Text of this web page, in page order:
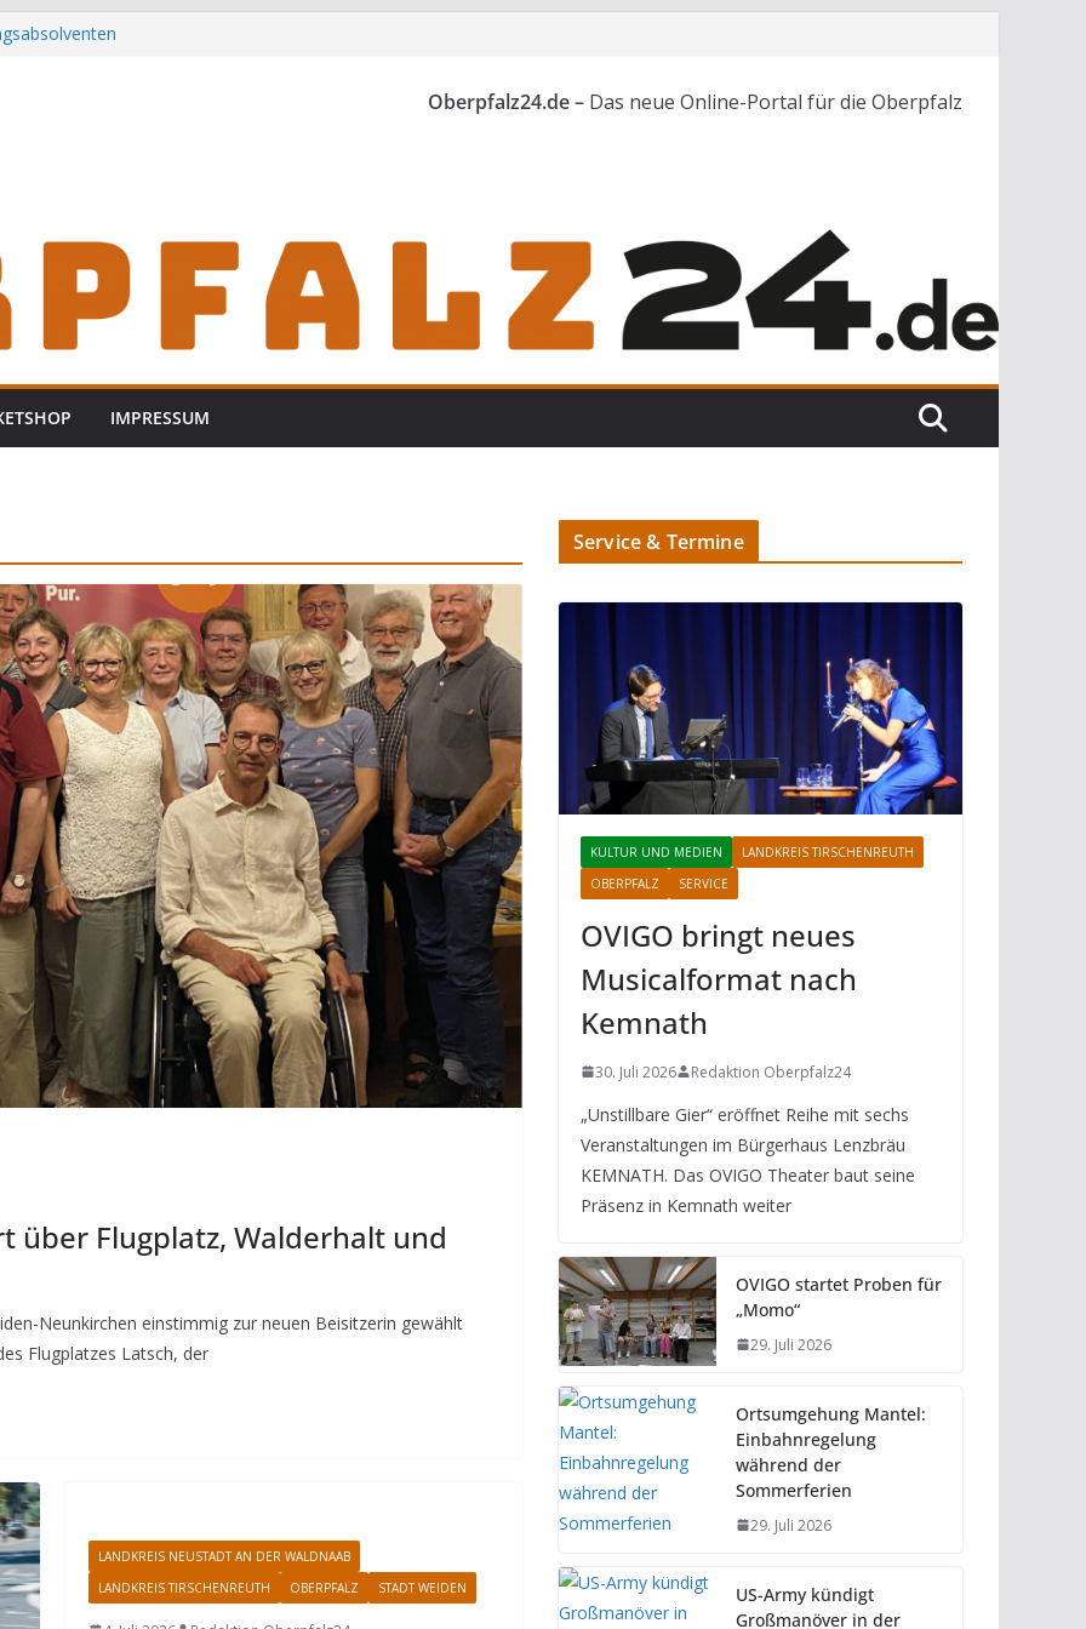
Oberpfalz24.de – Das neue Online-Portal für die Oberpfalz
IMPRESSUM
über Flugplatz, Walderhalt und
Neunkirchen einstimmig zur neuen Beisitzerin gewählt
Flugplatzes Latsch, der
LANDKREIS NEUSTADT AN DER WALDNAAB
LANDKREIS TIRSCHENREUTH
OBERPFALZ STADT WEIDEN
Service & Termine
KULTUR UND MEDIEN
LANDKREIS TIRSCHENREUTH
OBERPFALZ
SERVICE
OVIGO bringt neues
Musicalformat nach
Kemnath
30. Juli 2026 Redaktion Oberpfalz24
„Unstillbare Gier“ eröffnet Reihe mit sechs
Veranstaltungen im Bürgerhaus Lenzbräu
KEMNATH. Das OVIGO Theater baut seine
Präsenz in Kemnath weiter
OVIGO startet Proben für
„Momo“
29. Juli 2026
Ortsumgehung Mantel:
Einbahnregelung
während der
Sommerferien
29. Juli 2026
US-Army kündigt
Großmanöver in der